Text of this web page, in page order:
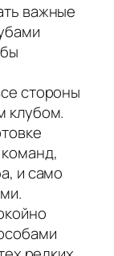
важные
стороны
клубом.
и само